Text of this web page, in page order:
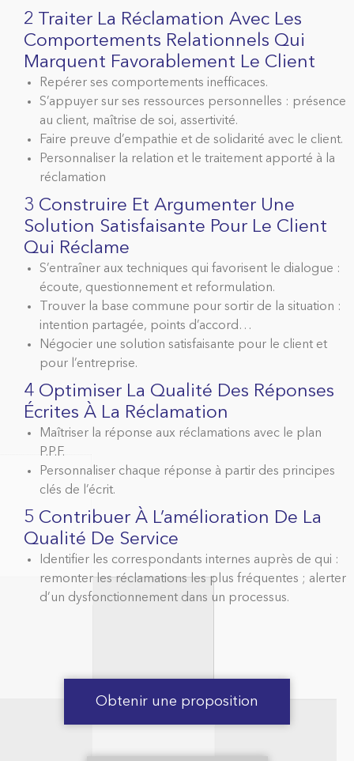
2 Traiter La Réclamation Avec Les
Comportements Relationnels Qui
Marquent Favorablement Le Client
Repérer ses comportements inefficaces.
S’appuyer sur ses ressources personnelles : présence
au client, maîtrise de soi, assertivité.
Faire preuve d’empathie et de solidarité avec le client.
Personnaliser la relation et le traitement apporté à la
réclamation
3 Construire Et Argumenter Une
Solution Satisfaisante Pour Le Client
Qui Réclame
S’entraîner aux techniques qui favorisent le dialogue :
écoute, questionnement et reformulation.
Trouver la base commune pour sortir de la situation :
intention partagée, points d’accord…
Négocier une solution satisfaisante pour le client et
pour l’entreprise.
4 Optimiser La Qualité Des Réponses
Écrites À La Réclamation
Maîtriser la réponse aux réclamations avec le plan
P.P.F.
Personnaliser chaque réponse à partir des principes
clés de l’écrit.
5 Contribuer À L’amélioration De La
Qualité De Service
Identifier les correspondants internes auprès de qui :
remonter les réclamations les plus fréquentes ; alerter
d’un dysfonctionnement dans un processus.
Obtenir une proposition